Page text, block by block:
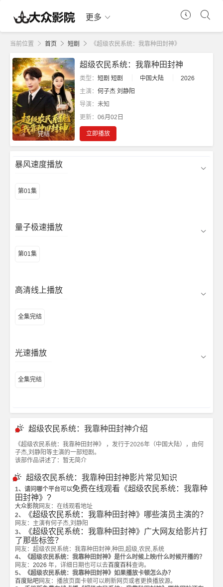
更多
当前位置 首页 短剧 《超级农民系统：我靠种田封神》
完结
超级农民系统：我靠种田封神
类型： 短剧 短剧 中国大陆
2026
主演： 何子杰 刘静阳
导演： 未知
更新： 06月02日
立即播放
暴风速度播放
第01集
量子极速播放
第01集
高清线上播放
全集完结
光速播放
全集完结
超级农民系统：我靠种田封神介绍
《超级农民系统：我靠种田封神》 ，发行于2026年（中国大陆），由何
子杰,刘静阳等主演的一部短剧。
该部作品讲述了：暂无简介
超级农民系统：我靠种田封神影片常见知识
1、请问哪个平台可以免费在线观看《超级农民系统：我靠种
田封神》?
大众影院网友：在线观看地址
2、
《超级农民系统：我靠种田封神》哪些演员主演的？
网友：主演有何子杰,刘静阳
3、
《超级农民系统：我靠种田封神》广大网友给影片打
了那些标签？
网友：超级农民系统：我靠种田封神,种田,超级,农民,系统
4、《超级农民系统：我靠种田封神》是什么时候上映/什么时候开播的？
网友： 2026 年，详细日期也可以去百度百科查询。
5、《超级农民系统：我靠种田封神》如果播放卡顿怎么办？
百度贴吧网友：播放页面卡顿可以刷新网页或者更换播放源。